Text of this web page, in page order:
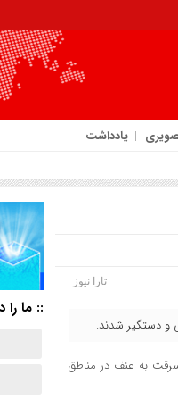
یادداشت
تارا نیوز
و دستگیر شدند.
به عنف در مناطق
:: ما را